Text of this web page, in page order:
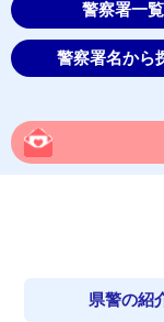
警察署一覧
警察署名から
県警の紹